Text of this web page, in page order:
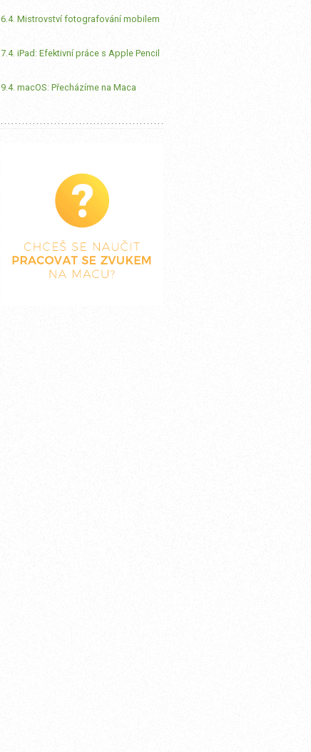
6.4. Mistrovství fotografování mobilem
7.4. iPad: Efektivní práce s Apple Pencil
9.4. macOS: Přecházíme na Maca